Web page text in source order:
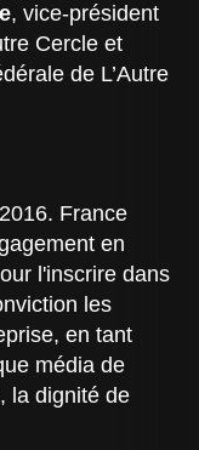
, vice-président
Cercle et
de L’Autre
France
en
l'inscrire dans
les
en tant
média de
la dignité de